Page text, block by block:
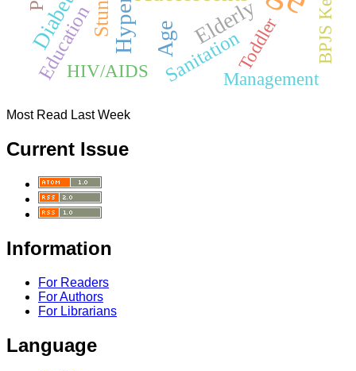
Age Elderly
Education SanitationToddler
Management
HIV/AIDS
Most Read Last Week
Current Issue
Information
For Readers
For Authors
For Librarians
Language